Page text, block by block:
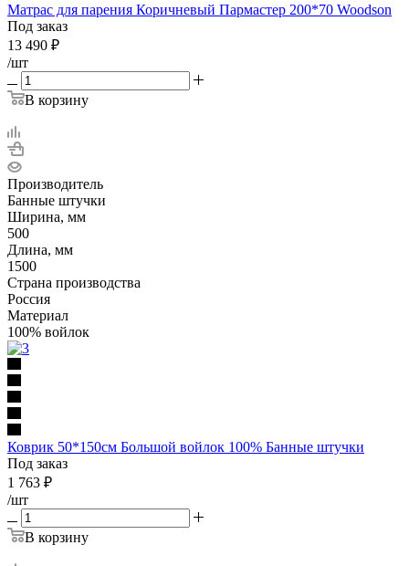
Матрас для парения Коричневый Пармастер 200*70 Woodson
Под заказ
13 490 ₽
/шт
В корзину
Производитель
Банные штучки
Ширина, мм
500
Длина, мм
1500
Страна производства
Россия
Материал
100% войлок
Коврик 50*150см Большой войлок 100% Банные штучки
Под заказ
1 763 ₽
/шт
В корзину